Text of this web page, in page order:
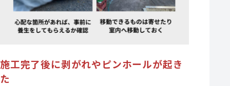
施工完了後に剥がれやピンホールが起き
た